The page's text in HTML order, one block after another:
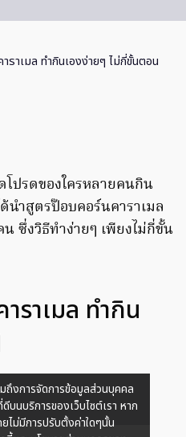
ราเมล ทำกินเองง่ายๆ ไม่กี่ขั้นตอน
ปรดของใครหลายคนกิน
นำสูตรป๊อบคอร์นคาราเมล
ซึ่งวิธีทำง่ายๆ เพียงไม่กี่ขั้น
ราเมล ทำกิน